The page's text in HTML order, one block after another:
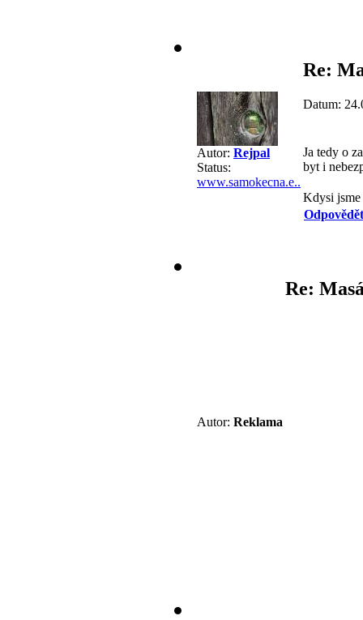
Autor: Rejpal
Status:
www.samokecna.e..
Re:
Datum:
Ja tedy o
byt i
Kdysi jsme
Odpovědět
Autor: Reklama
Re: